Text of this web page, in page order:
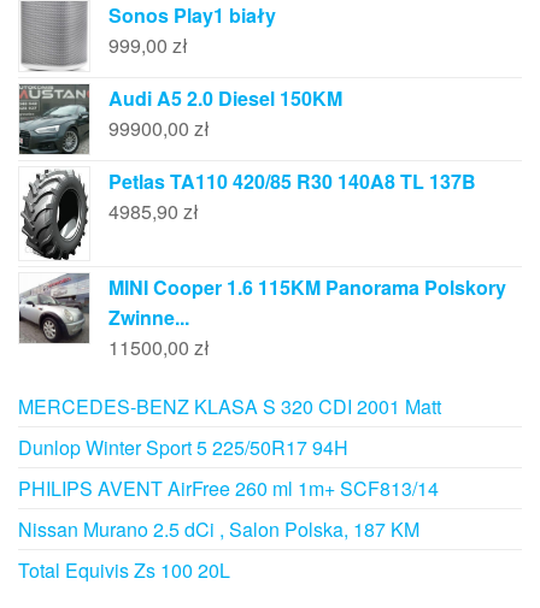
Sonos Play1 biały
999,00 zł
Audi A5 2.0 Diesel 150KM
99900,00 zł
Petlas TA110 420/85 R30 140A8 TL 137B
4985,90 zł
MINI Cooper 1.6 115KM Panorama Polskory
Zwinne...
11500,00 zł
MERCEDES-BENZ KLASA S 320 CDI 2001 Matt
Dunlop Winter Sport 5 225/50R17 94H
PHILIPS AVENT AirFree 260 ml 1m+ SCF813/14
Nissan Murano 2.5 dCi , Salon Polska, 187 KM
Total Equivis Zs 100 20L